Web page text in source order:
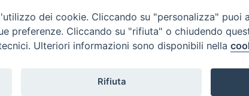
Tel.0438 9481| fax0438 948214
EMAIL GENERALE
dei cookie. Cliccando su "personalizza" puoi
preferenze. Cliccando su "rifiuta" o chiudendo
Ulteriori informazioni sono disponibili nella
Rifiuta